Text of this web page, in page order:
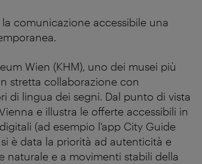
comunicazione accessibile una
Wien (KHM), uno dei musei più
stretta collaborazione con
di lingua dei segni. Dal punto di vista
e illustra le offerte accessibili in
(ad esempio l'app City Guide
è data la priorità ad autenticità e
naturale e a movimenti stabili della